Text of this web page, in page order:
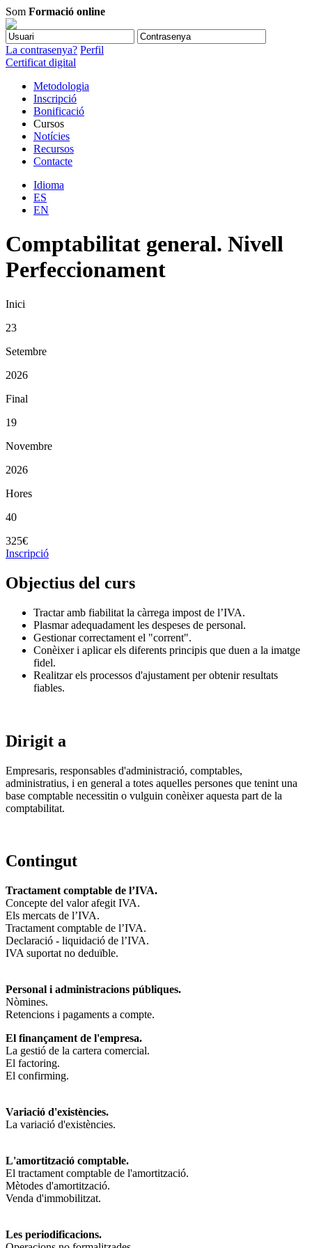
Som Formació online
La contrasenya? Perfil
Certificat digital
Metodologia
Inscripció
Bonificació
Cursos
Notícies
Recursos
Contacte
Idioma
ES
EN
Comptabilitat general. Nivell
Perfeccionament
Inici
23
Setembre
2026
Final
19
Novembre
2026
Hores
40
325€
Inscripció
Objectius del curs
Tractar amb fiabilitat la càrrega impost de l’IVA.
Plasmar adequadament les despeses de personal.
Gestionar correctament el "corrent".
Conèixer i aplicar els diferents principis que duen a la imatge
fidel.
Realitzar els processos d'ajustament per obtenir resultats
fiables.
Dirigit a
Empresaris, responsables d'administració, comptables,
administratius, i en general a totes aquelles persones que tenint una
base comptable necessitin o vulguin conèixer aquesta part de la
comptabilitat.
Contingut
Tractament comptable de l’IVA.
Concepte del valor afegit IVA.
Els mercats de l’IVA.
Tractament comptable de l’IVA.
Declaració - liquidació de l’IVA.
IVA suportat no deduïble.
Personal i administracions públiques.
Nòmines.
Retencions i pagaments a compte.
El finançament de l'empresa.
La gestió de la cartera comercial.
El factoring.
El confirming.
Variació d'existències.
La variació d'existències.
L'amortització comptable.
El tractament comptable de l'amortització.
Mètodes d'amortització.
Venda d'immobilitzat.
Les periodificacions.